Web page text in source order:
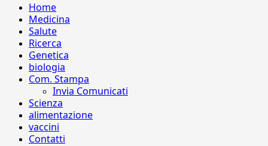
Home
Medicina
Salute
Ricerca
Genetica
biologia
Com. Stampa
Invia Comunicati
Scienza
alimentazione
vaccini
Contatti